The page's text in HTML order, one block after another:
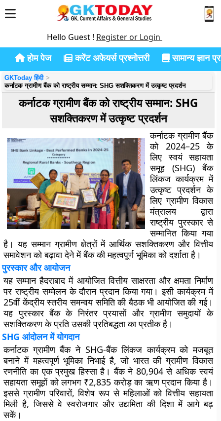
Hello Guest ! Register or Login
होम पेज करेंट अफेयर्स प्रश्नोत्तरी सामान्य ज्ञान
GKToday हिंदी
कर्नाटक ग्रामीण बैंक को राष्ट्रीय सम्मान: SHG सशक्तिकरण में उत्कृष्ट प्रदर्शन
कर्नाटक ग्रामीण बैंक को राष्ट्रीय सम्मान: SHG
सशक्तिकरण में उत्कृष्ट प्रदर्शन
कर्नाटक ग्रामीण बैंक
को 2024–25 के
लिए स्वयं सहायता
समूह (SHG) बैंक
लिंकज कार्यक्रम में
उत्कृष्ट प्रदर्शन के
लिए ग्रामीण विकास
मंत्रालय द्वारा
राष्ट्रीय पुरस्कार से
सम्मानित किया गया
है। यह सम्मान ग्रामीण क्षेत्रों में आर्थिक सशक्तिकरण और वित्तीय
समावेशन को बढ़ावा देने में बैंक की महत्वपूर्ण भूमिका को दर्शाता है।
पुरस्कार और आयोजन
यह सम्मान हैदराबाद में आयोजित वित्तीय साक्षरता और क्षमता निर्माण
पर राष्ट्रीय सम्मेलन के दौरान प्रदान किया गया। इसी कार्यक्रम में
25वीं केंद्रीय स्तरीय समन्वय समिति की बैठक भी आयोजित की गई।
यह पुरस्कार बैंक के निरंतर प्रयासों और ग्रामीण समुदायों के
सशक्तिकरण के प्रति उसकी प्रतिबद्धता का प्रतीक है।
SHG आंदोलन में योगदान
कर्नाटक ग्रामीण बैंक ने SHG-बैंक लिंकज कार्यक्रम को मजबूत
बनाने में महत्वपूर्ण भूमिका निभाई है, जो भारत की ग्रामीण विकास
रणनीति का एक प्रमुख हिस्सा है। बैंक ने 80,904 से अधिक स्वयं
सहायता समूहों को लगभग ₹2,835 करोड़ का ऋण प्रदान किया है।
इससे ग्रामीण परिवारों, विशेष रूप से महिलाओं को वित्तीय सहायता
मिली है, जिससे वे स्वरोजगार और उद्यमिता की दिशा में आगे बढ़
सकें।